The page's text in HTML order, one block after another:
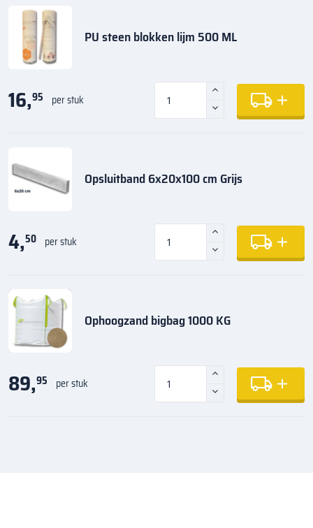
PU steen blokken lijm 500 ML
16,95 per stuk
Opsluitband 6x20x100 cm Grijs
4,50 per stuk
Ophoogzand bigbag 1000 KG
89,95 per stuk